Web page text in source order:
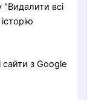
всі
сайти з Google